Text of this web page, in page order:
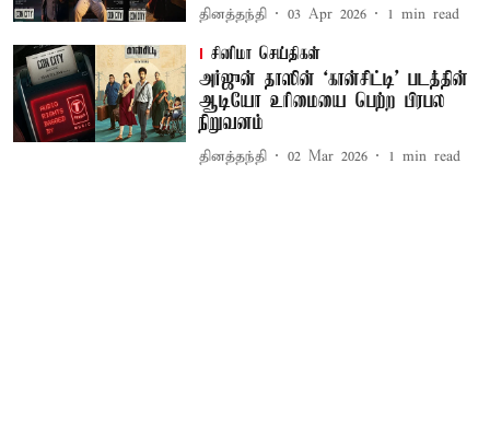
தினத்தந்தி 03 Apr 2026 1 min read
சினிமா செய்திகள்
அர்ஜுன் தாஸின் ‘கான்சிட்டி’ படத்தின்
ஆடியோ உரிமையை பெற்ற பிரபல
நிறுவனம்
தினத்தந்தி 02 Mar 2026 1 min read